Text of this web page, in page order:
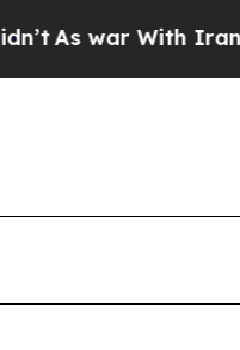
Iran Drove oil